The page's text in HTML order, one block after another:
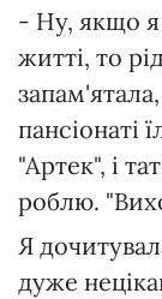
- Ну, якщо я
житті, то
пансіонаті
"Артек", і
роблю.
Я
дуже